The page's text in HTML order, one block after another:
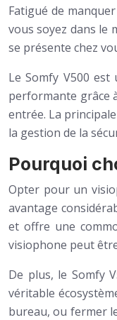
Fatigué de
vous soyez dans le
se présente chez
Le Somfy V500
performante grâce
entrée. La
la gestion de la
Pourquoi
Opter pour un
avantage
et offre une
visiophone peut
De plus, le Somfy
véritable
bureau, ou fermer